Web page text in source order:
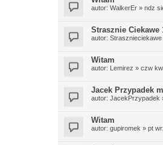
autor: WalkerEr » ndz
Strasznie Ciekawe
autor: Strasznieciekawe
Witam
autor: Lemirez » czw
Jacek Przypadek
autor: JacekPrzypadek
Witam
autor: gupiromek » pt